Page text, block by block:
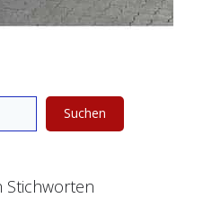
Suchen
Stichworten